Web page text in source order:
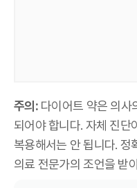
주의:다이어트 약은 의사
되어야 합니다. 자체 진단
복용해서는 안 됩니다. 정
의료 전문가의 조언을 받